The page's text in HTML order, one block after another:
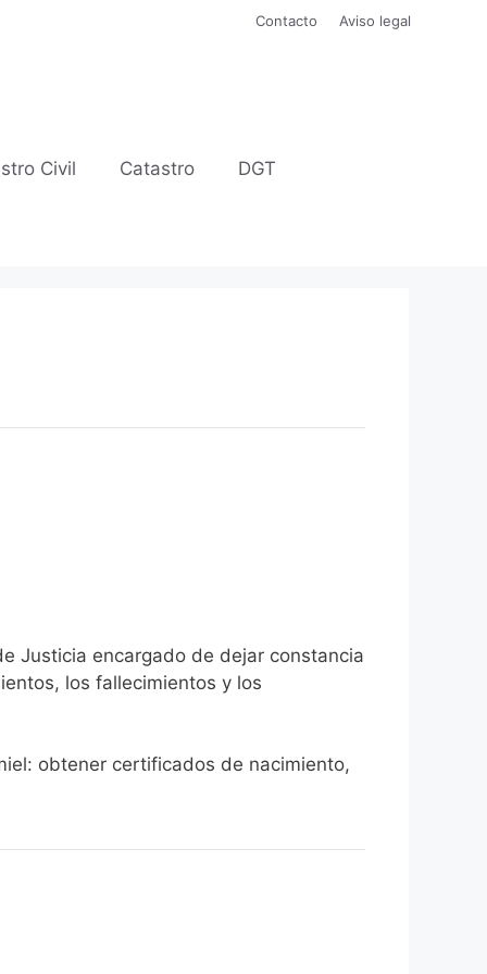
Contacto Aviso legal
Civil Catastro DGT
Justicia encargado de dejar constancia
los fallecimientos y los
obtener certificados de nacimiento,